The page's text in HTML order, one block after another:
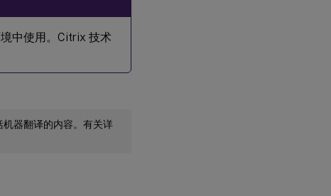
中使用。Citrix 技术
器翻译的内容。有关详